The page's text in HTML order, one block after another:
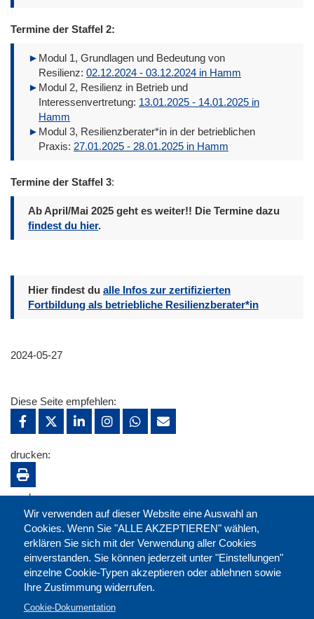
Termine der Staffel 2:
Modul 1, Grundlagen und Bedeutung von
Resilienz: 02.12.2024 - 03.12.2024 in Hamm
Modul 2, Resilienz in Betrieb und
Interessenvertretung: 13.01.2025 - 14.01.2025 in
Hamm
Modul 3, Resilienzberater*in in der betrieblichen
Praxis: 27.01.2025 - 28.01.2025 in Hamm
Termine der Staffel 3:
Ab April/Mai 2025 geht es weiter!! Die Termine dazu
findest du hier.
Hier findest du alle Infos zur zertifizierten
Fortbildung als betriebliche Resilienzberater*in
2024-05-27
Wir verwenden auf dieser Website eine Auswahl an
Cookies. Wenn Sie "ALLE AKZEPTIEREN" wählen,
erklären Sie sich mit der Verwendung aller Cookies
einverstanden. Sie können jederzeit unter "Einstellungen"
einzelne Cookie-Typen akzeptieren oder ablehnen sowie
Ihre Zustimmung widerrufen.
Cookie-Dokumentation
Diese Seite empfehlen:
drucken:
merken: